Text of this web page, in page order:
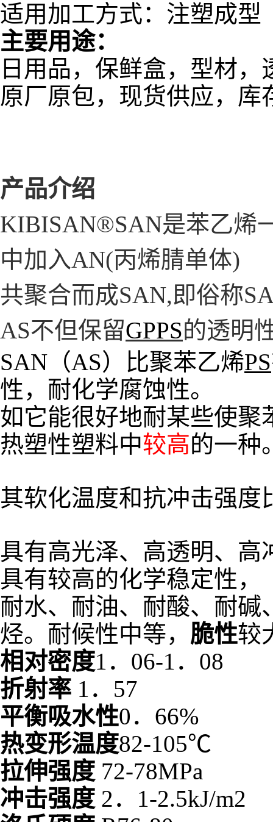
适用加工方式：注塑成型
主要用途：
日用品，保鲜盒，型材
原厂原包，现货供应，库
产品介绍
KIBISAN®SAN是苯乙烯
中加入AN(丙烯腈单体)
共聚合而成SAN,即俗称
AS不但保留GPPS的透明
SAN（AS）比聚苯乙烯PS
性，耐化学腐蚀性。
如它能很好地耐某些使聚
热塑性塑料中较高的一种
其软化温度和抗冲击强度
具有高光泽、高透明、
具有较高的化学稳定性，
耐水、耐油、耐酸、耐
烃。耐候性中等， 脆性较
相对密度1．06-1．08
折射率 1．57
平衡吸水性0．66%
热变形温度82-105℃
拉伸强度 72-78MPa
冲击强度 2．1-2.5kJ/m2